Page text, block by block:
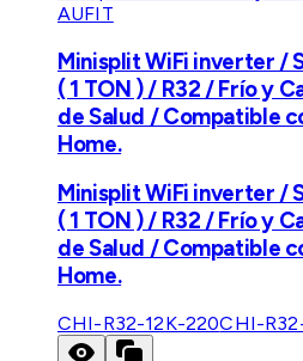
AUFIT
Minisplit WiFi inverter /
( 1 TON ) / R32 / Frío y
de Salud / Compatible
Home.
Minisplit WiFi inverter /
( 1 TON ) / R32 / Frío y
de Salud / Compatible
Home.
CHI-R32-12K-220CHI-